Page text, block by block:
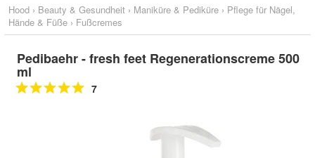
Hood › Beauty & Gesundheit › Maniküre & Pediküre › Pflege für Nägel,
Hände & Füße › Fußcremes
Pedibaehr - fresh feet Regenerationscreme 500
ml
7